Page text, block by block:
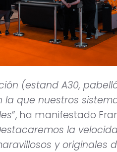
(estand A30,
que nuestros
”, ha manifestado
la
y originales